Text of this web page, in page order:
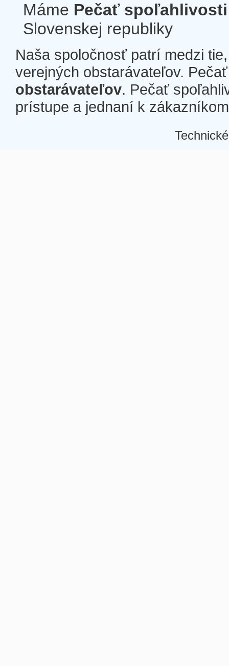
Máme Pečať spoľahlivosti
Slovenskej republiky
Naša spoločnosť patrí medzi
verejných obstarávateľov.
obstarávateľov. Pečať
prístupe a jednaní k